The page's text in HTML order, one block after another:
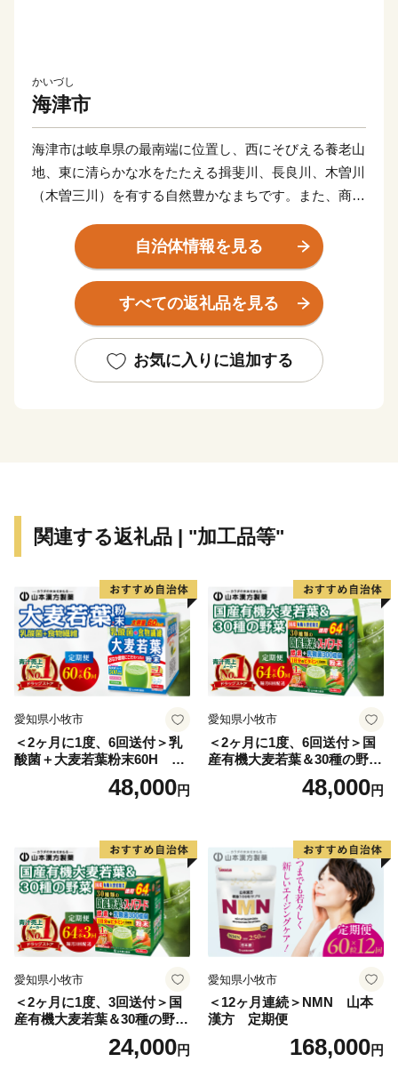
かいづし
海津市
海津市は岐阜県の最南端に位置し、西にそびえる養老山
地、東に清らかな水をたたえる揖斐川、長良川、木曽川
（木曽三川）を有する自然豊かなまちです。また、商売
社は、県内外から多数の参拝者が訪れる人気の観光スポ
ットです。 本市では、恵まれた自然環境の中で、安
心して子育てができ、働き、生活ができる「水と緑と人
がきらめく輪でつながるまち海津」の実現に向け、全国
るさと海津応援寄附金」を募っております。 いただき
ましたご寄附は市の貴重な財源として、子育て支援の充
自治体情報を見る
すべての返礼品を見る
お気に入りに追加する
関連する返礼品 | "加工品等"
愛知県小牧市
＜2ヶ月に1度、6回送付＞乳
酸菌＋大麦若葉粉末60H 山
48,000円
愛知県小牧市
＜2ヶ月に1度、6回送付＞国
産有機大麦若葉＆30種の野
菜 山本漢方 定期便
48,000円
愛知県小牧市
＜2ヶ月に1度、3回送付＞国
産有機大麦若葉＆30種の野
菜 山本漢方 定期便
24,000円
愛知県小牧市
＜12ヶ月連続＞NMN 山本
漢方 定期便
168,000円